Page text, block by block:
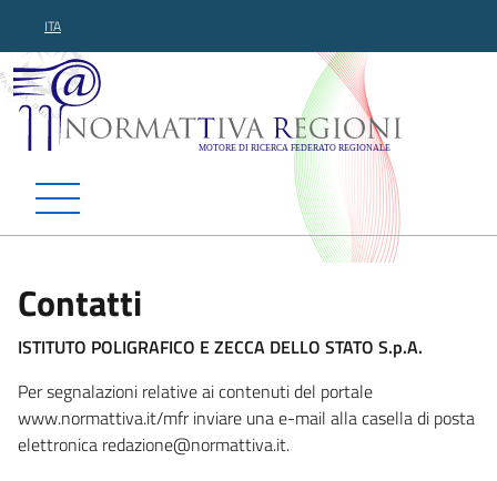
ITA
Normattiva Regioni -
Contatti
ISTITUTO POLIGRAFICO E ZECCA DELLO STATO S.p.A.
Per segnalazioni relative ai contenuti del portale
www.normattiva.it/mfr inviare una e-mail alla casella di posta
elettronica redazione@normattiva.it.